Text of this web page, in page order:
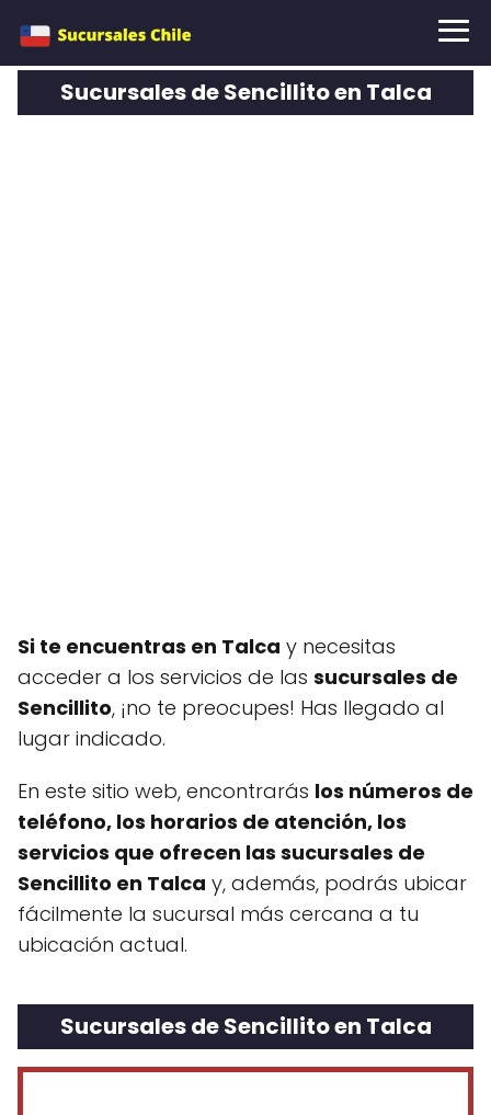
Sucursales de Sencillito en Talca
Si te encuentras en Talca y necesitas
acceder a los servicios de las sucursales de
Sencillito, ¡no te preocupes! Has llegado al
lugar indicado.
En este sitio web, encontrarás los números de
teléfono, los horarios de atención, los
servicios que ofrecen las sucursales de
Sencillito en Talca y, además, podrás ubicar
fácilmente la sucursal más cercana a tu
ubicación actual.
Sucursales de Sencillito en Talca